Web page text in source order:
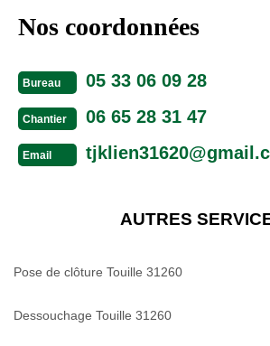
Nos coordonnées
Bureau 05 33 06 09 28
Chantier 06 65 28 31 47
Email
AUTRES
Pose de clôture Touille 31260
Dessouchage Touille 31260